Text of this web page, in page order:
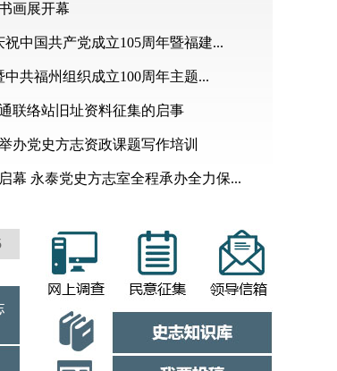
画展开幕
祝中国共产党成立105周年暨福建...
共福州组织成立100周年主题...
联络站旧址资料征集的启事
办党史方志资政课题写作培训
幕 永泰党史方志室全程承办全力保...